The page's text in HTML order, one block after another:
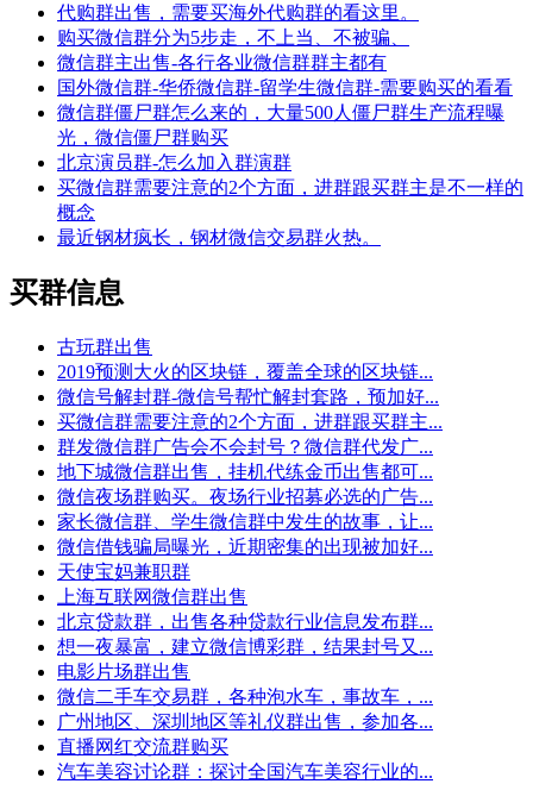
代购群出售，需要买海外代购群的看这里。
购买微信群分为5步走，不上当、不被骗、
微信群主出售-各行各业微信群群主都有
国外微信群-华侨微信群-留学生微信群-需要购买的看看
微信群僵尸群怎么来的，大量500人僵尸群生产流程曝
光，微信僵尸群购买
北京演员群-怎么加入群演群
买微信群需要注意的2个方面，进群跟买群主是不一样的
概念
最近钢材疯长，钢材微信交易群火热。
买群信息
古玩群出售
2019预测大火的区块链，覆盖全球的区块链...
微信号解封群-微信号帮忙解封套路，预加好...
买微信群需要注意的2个方面，进群跟买群主...
群发微信群广告会不会封号？微信群代发广...
地下城微信群出售，挂机代练金币出售都可...
微信夜场群购买。夜场行业招募必选的广告...
家长微信群、学生微信群中发生的故事，让...
微信借钱骗局曝光，近期密集的出现被加好...
天使宝妈兼职群
上海互联网微信群出售
北京贷款群，出售各种贷款行业信息发布群...
想一夜暴富，建立微信博彩群，结果封号又...
电影片场群出售
微信二手车交易群，各种泡水车，事故车，...
广州地区、深圳地区等礼仪群出售，参加各...
直播网红交流群购买
汽车美容讨论群：探讨全国汽车美容行业的...